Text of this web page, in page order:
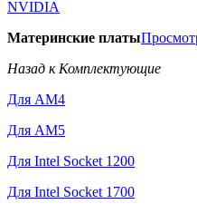
NVIDIA
Материнские платы
Назад к Комплектующие
Для AM4
Для AM5
Для Intel Socket 1200
Для Intel Socket 1700